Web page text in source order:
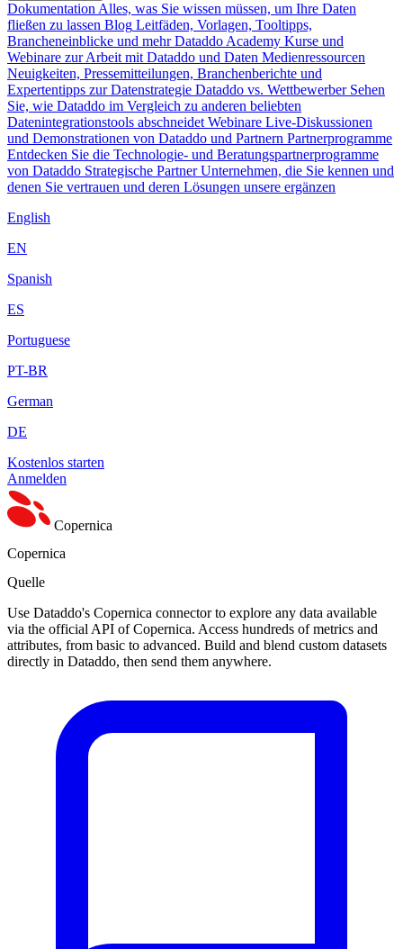
Dokumentation Alles, was Sie wissen müssen, um Ihre Daten
fließen zu lassen Blog Leitfäden, Vorlagen, Tooltipps,
Brancheneinblicke und mehr Dataddo Academy Kurse und
Webinare zur Arbeit mit Dataddo und Daten Medienressourcen
Neuigkeiten, Pressemitteilungen, Branchenberichte und
Expertentipps zur Datenstrategie Dataddo vs. Wettbewerber Sehen
Sie, wie Dataddo im Vergleich zu anderen beliebten
Datenintegrationstools abschneidet Webinare Live-Diskussionen
und Demonstrationen von Dataddo und Partnern Partnerprogramme
Entdecken Sie die Technologie- und Beratungspartnerprogramme
von Dataddo Strategische Partner Unternehmen, die Sie kennen und
denen Sie vertrauen und deren Lösungen unsere ergänzen
English
EN
Spanish
ES
Portuguese
PT-BR
German
DE
Kostenlos starten
Anmelden
Copernica
Copernica
Quelle
Use Dataddo's Copernica connector to explore any data available
via the official API of Copernica. Access hundreds of metrics and
attributes, from basic to advanced. Build and blend custom datasets
directly in Dataddo, then send them anywhere.